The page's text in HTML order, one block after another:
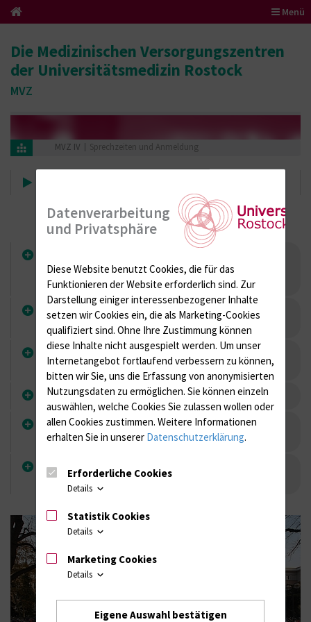
Menü
Die Medizinischen Versorgungszentren
der Universitätsmedizin Rostock
MVZ
MVZ IV Sprechzeiten und Anmeldung
und Jugendpsychiatrie - Prof. Dr. med.
Johannes Buchmann
Innere Medizin (Pneumologie/ Allergologie):
Herr Dr. med. Henri Ammenn
Praxis für Gastroenterrologie - Dr. med. Jörg
Ringel & Diego Zendeh
Allgemeinmedizin: Dr. med. Hans Lampe
Laboratoriumsmedizin: Prof. Dr. med. Heiko-
Gundmar Lestin
Dermatologie - Dr. med. Gudrun Göldner, Dipl.
Med. Karin Schwarz, Dr. med. Pavel Grünwald
Datenverarbeitung
und Privatsphäre
Diese Website benutzt Cookies, die für das
Funktionieren der Website erforderlich sind. Zur
Darstellung einiger interessenbezogener Inhalte
setzen wir Cookies ein, die als Marketing-Cookies
qualifiziert sind. Ohne Ihre Zustimmung können
diese Inhalte nicht ausgespielt werden. Um unser
Internetangebot fortlaufend verbessern zu können,
bitten wir Sie, uns die Erfassung von anonymisierten
Nutzungsdaten zu ermöglichen. Sie können einzeln
auswählen, welche Cookies Sie zulassen wollen oder
allen Cookies zustimmen. Weitere Informationen
erhalten Sie in unserer Datenschutzerklärung.
Erforderliche Cookies
Details
Statistik Cookies
Details
Marketing Cookies
Details
Eigene Auswahl bestätigen